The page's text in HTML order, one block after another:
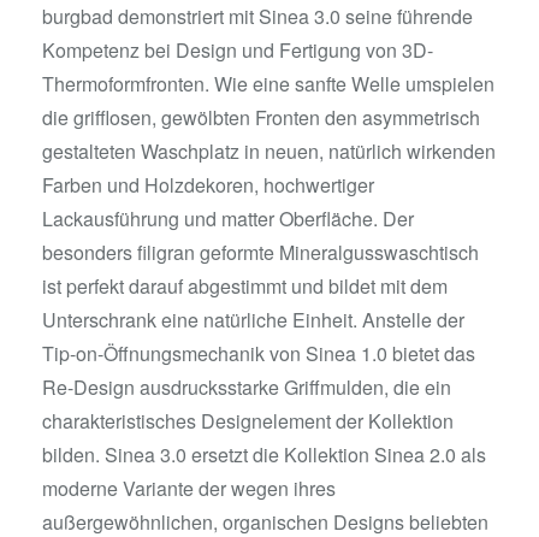
burgbad demonstriert mit Sinea 3.0 seine führende
Kompetenz bei Design und Fertigung von 3D-
Thermoformfronten. Wie eine sanfte Welle umspielen
die grifflosen, gewölbten Fronten den asymmetrisch
gestalteten Waschplatz in neuen, natürlich wirkenden
Farben und Holzdekoren, hochwertiger
Lackausführung und matter Oberfläche. Der
besonders filigran geformte Mineralgusswaschtisch
ist perfekt darauf abgestimmt und bildet mit dem
Unterschrank eine natürliche Einheit. Anstelle der
Tip-on-Öffnungsmechanik von Sinea 1.0 bietet das
Re-Design ausdrucksstarke Griffmulden, die ein
charakteristisches Designelement der Kollektion
bilden. Sinea 3.0 ersetzt die Kollektion Sinea 2.0 als
moderne Variante der wegen ihres
außergewöhnlichen, organischen Designs beliebten